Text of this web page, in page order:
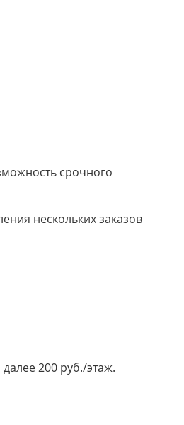
срочного
нескольких заказов
200 руб./этаж.